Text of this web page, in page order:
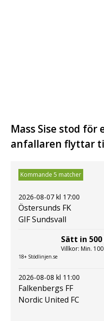
Mass Sise stod
anfallaren flyttar
Kommande 5 matcher
2026-08-07 kl 17:00
Östersunds FK
GIF Sundsvall
18+ Stödlinjen.se
Sätt in
Villkor: Min.
2026-08-08 kl 11:00
Falkenbergs FF
Nordic United FC